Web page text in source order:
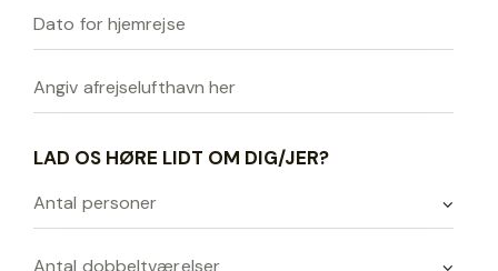
LAD OS HØRE LIDT OM DIG/JER?